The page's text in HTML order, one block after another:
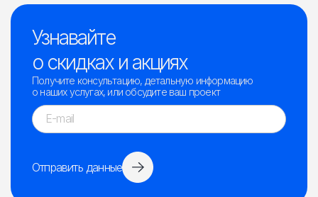
Узнавайте
о скидках и акциях
Получите консультацию, детальную информацию
о наших услугах, или обсудите ваш проект
Отправить данные